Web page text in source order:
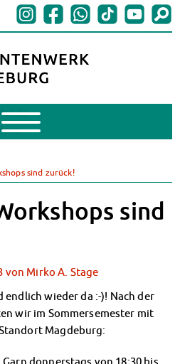
Mobile
Menu
sind zurück!
sind
von Mirko A. Stage
wieder da :-)! Nach der
wir im Sommersemester mit
Magdeburg:
donnerstags von 18:30 bis